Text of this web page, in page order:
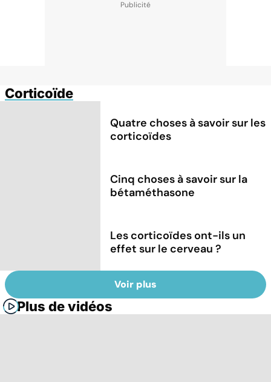
Corticoïde
Quatre choses à savoir sur les
corticoïdes
Cinq choses à savoir sur la
bétaméthasone
Les corticoïdes ont-ils un
effet sur le cerveau ?
Voir plus
Plus de vidéos